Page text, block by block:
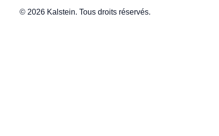
© 2026 Kalstein. Tous droits réservés.